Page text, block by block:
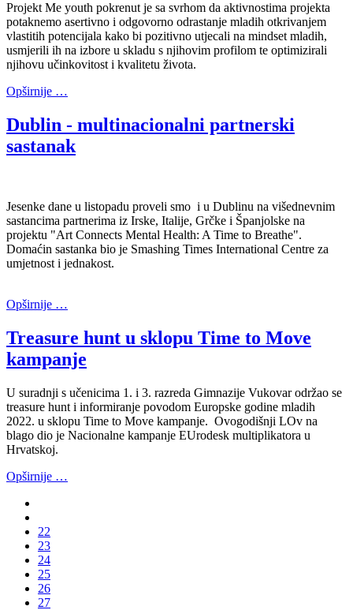
Projekt Me youth pokrenut je sa svrhom da aktivnostima projekta
potaknemo asertivno i odgovorno odrastanje mladih otkrivanjem
vlastitih potencijala kako bi pozitivno utjecali na mindset mladih,
usmjerili ih na izbore u skladu s njihovim profilom te optimizirali
njihovu učinkovitost i kvalitetu života.
Opširnije …
Dublin - multinacionalni partnerski
sastanak
Jesenke dane u listopadu proveli smo i u Dublinu na višednevnim
sastancima partnerima iz Irske, Italije, Grčke i Španjolske na
projektu "Art Connects Mental Health: A Time to Breathe".
Domaćin sastanka bio je Smashing Times International Centre za
umjetnost i jednakost.
Opširnije …
Treasure hunt u sklopu Time to Move
kampanje
U suradnji s učenicima 1. i 3. razreda Gimnazije Vukovar održao se
treasure hunt i informiranje povodom Europske godine mladih
2022. u sklopu Time to Move kampanje. Ovogodišnji LOv na
blago dio je Nacionalne kampanje EUrodesk multiplikatora u
Hrvatskoj.
Opširnije …
22
23
24
25
26
27